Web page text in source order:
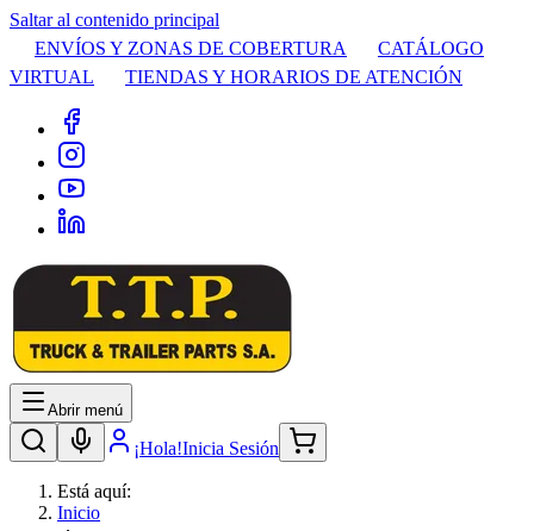
Saltar al contenido principal
ENVÍOS Y ZONAS DE COBERTURA
CATÁLOGO
VIRTUAL
TIENDAS Y HORARIOS DE ATENCIÓN
Abrir menú
¡Hola!Inicia Sesión
Está aquí:
Inicio